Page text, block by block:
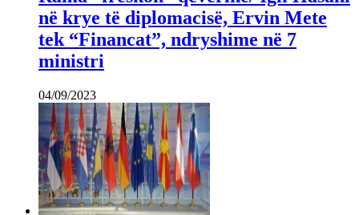
në krye të diplomacisë, Ervin Mete
tek “Financat”, ndryshime në 7
ministri
04/09/2023